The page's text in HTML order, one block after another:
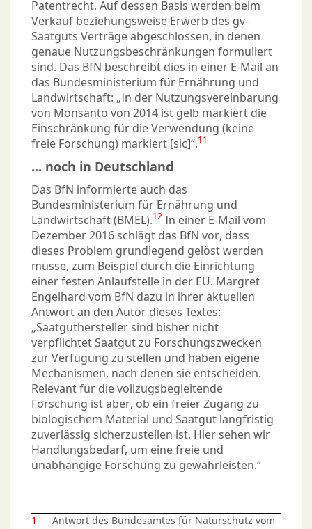
Patentrecht. Auf dessen Basis werden beim
Verkauf beziehungsweise Erwerb des gv-
Saatguts Verträge abgeschlossen, in denen
genaue Nutzungsbeschränkungen formuliert
sind. Das BfN beschreibt dies in einer E-Mail an
das Bundesministerium für Ernährung und
Landwirtschaft: „In der Nutzungsvereinbarung
von Monsanto von 2014 ist gelb markiert die
Einschränkung für die Verwendung (keine
freie Forschung) markiert [sic]“.11
... noch in Deutschland
Das BfN informierte auch das
Bundesministerium für Ernährung und
Landwirtschaft (BMEL).12 In einer E-Mail vom
Dezember 2016 schlägt das BfN vor, dass
dieses Problem grundlegend gelöst werden
müsse, zum Beispiel durch die Einrichtung
einer festen Anlaufstelle in der EU. Margret
Engelhard vom BfN dazu in ihrer aktuellen
Antwort an den Autor dieses Textes:
„Saatguthersteller sind bisher nicht
verpflichtet Saatgut zu Forschungszwecken
zur Verfügung zu stellen und haben eigene
Mechanismen, nach denen sie entscheiden.
Relevant für die vollzugsbegleitende
Forschung ist aber, ob ein freier Zugang zu
biologischem Material und Saatgut langfristig
zuverlässig sicherzustellen ist. Hier sehen wir
Handlungsbedarf, um eine freie und
unabhängige Forschung zu gewährleisten.“
1
Antwort des Bundesamtes für Naturschutz vom